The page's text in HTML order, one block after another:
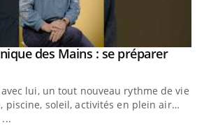
des Mains : se préparer
lui, un tout nouveau rythme de vie !
piscine, soleil, activités en plein air…